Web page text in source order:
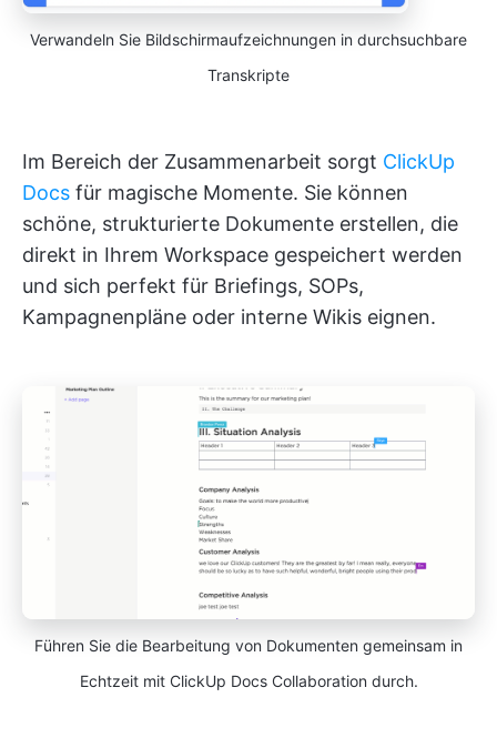
Verwandeln Sie Bildschirmaufzeichnungen in durchsuchbare
Transkripte
Im Bereich der Zusammenarbeit sorgt ClickUp
Docs für magische Momente. Sie können
schöne, strukturierte Dokumente erstellen, die
direkt in Ihrem Workspace gespeichert werden
und sich perfekt für Briefings, SOPs,
Kampagnenpläne oder interne Wikis eignen.
Führen Sie die Bearbeitung von Dokumenten gemeinsam in
Echtzeit mit ClickUp Docs Collaboration durch.